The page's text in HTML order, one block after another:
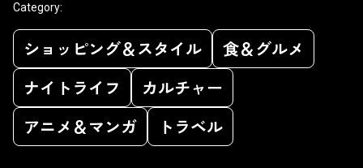
Category:
ショッピング＆スタイル
食＆グルメ
ナイトライフ
カルチャー
アニメ＆マンガ
トラベル